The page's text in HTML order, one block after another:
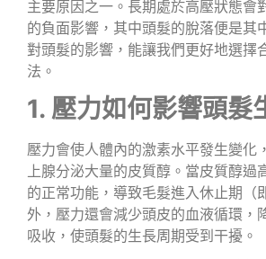
主要原因之一。長期處於高壓狀態會
的負面影響，其中頭髮的脫落便是其
對頭髮的影響，能讓我們更好地選擇
法。
1. 壓力如何影響頭髮
壓力會使人體內的激素水平發生變化
上腺分泌大量的皮質醇。當皮質醇過
的正常功能，導致毛髮進入休止期（
外，壓力還會減少頭皮的血液循環，
吸收，使頭髮的生長周期受到干擾。